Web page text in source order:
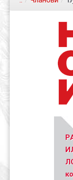
Уметник
(Биографија